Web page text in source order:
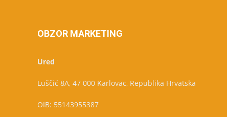
OBZOR MARKETING
Ured
Luščić 8A, 47 000 Karlovac, Republika Hrvatska
OIB: 55143955387